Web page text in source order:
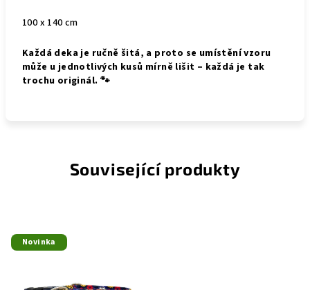
100 x 140 cm
Každá deka je ručně šitá, a proto se umístění vzoru
může u jednotlivých kusů mírně lišit – každá je tak
trochu originál. 🐾
Související produkty
Novinka